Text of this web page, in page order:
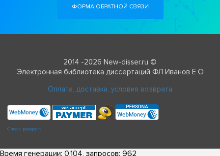
ФОРМА ОБРАТНОЙ СВЯЗИ
2014 -2026 New-disser.ru ©
Электронная библиотека диссертаций ФЛ Иванов Е О
Оплата, доставка, условия возврата
Check passport
Время генерации: 0.104, запросов: 962